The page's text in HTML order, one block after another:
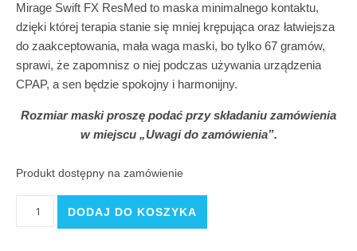
Mirage Swift FX ResMed to maska minimalnego kontaktu,
dzięki której terapia stanie się mniej krępująca oraz łatwiejsza
do zaakceptowania, mała waga maski, bo tylko 67 gramów,
sprawi, że zapomnisz o niej podczas używania urządzenia
CPAP, a sen będzie spokojny i harmonijny.
Rozmiar maski proszę podać przy składaniu zamówienia
w miejscu „Uwagi do zamówienia”.
Produkt dostępny na zamówienie
ilość Swift FX (Resmed)
DODAJ DO KOSZYKA